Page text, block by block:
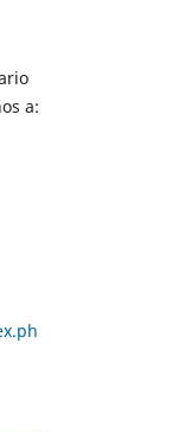
a: